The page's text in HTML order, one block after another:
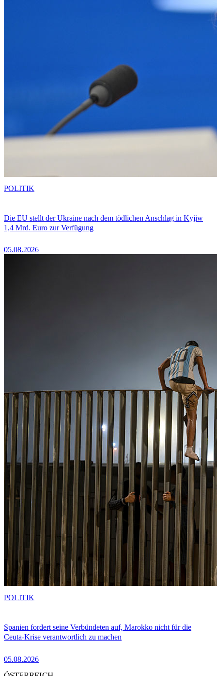
Die EU stellt der Ukraine nach dem tödlichen Anschlag in Kyjiw
1,4 Mrd. Euro zur Verfügung
05.08.2026
POLITIK
Spanien fordert seine Verbündeten auf, Marokko nicht für die
Ceuta-Krise verantwortlich zu machen
05.08.2026
POLITIK